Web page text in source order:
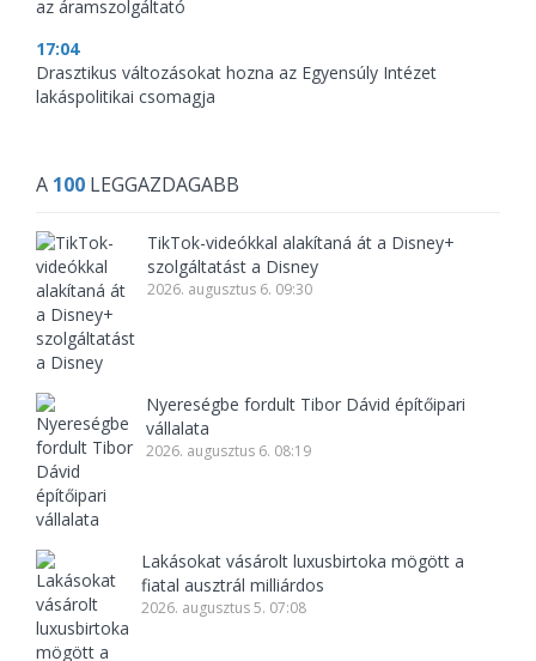
az áramszolgáltató
17:04
Drasztikus változásokat hozna az Egyensúly Intézet
lakáspolitikai csomagja
A 100 LEGGAZDAGABB
TikTok-videókkal alakítaná át a Disney+
szolgáltatást a Disney
2026. augusztus 6. 09:30
Nyereségbe fordult Tibor Dávid építőipari
vállalata
2026. augusztus 6. 08:19
Lakásokat vásárolt luxusbirtoka mögött a
fiatal ausztrál milliárdos
2026. augusztus 5. 07:08